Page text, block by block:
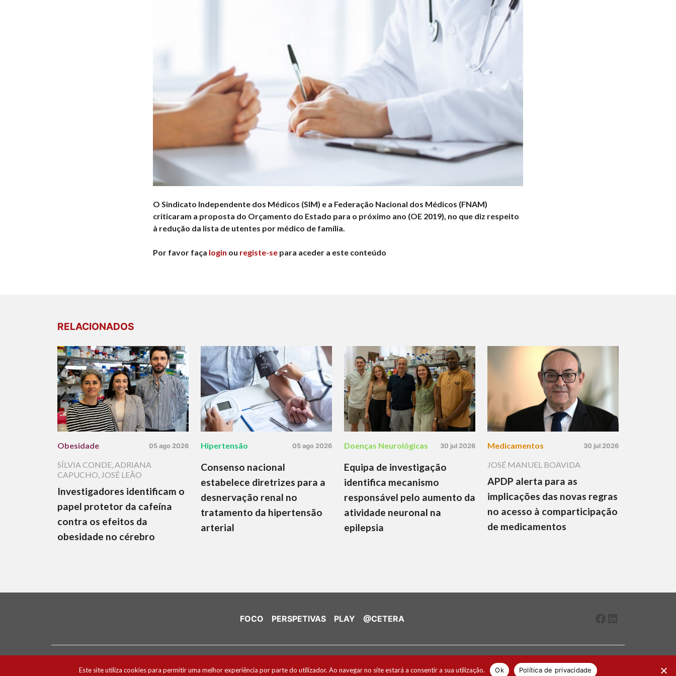
O Sindicato Independente dos Médicos (SIM) e a Federação Nacional dos Médicos (FNAM)
criticaram a proposta do Orçamento do Estado para o próximo ano (OE 2019), no que diz respeito
à redução da lista de utentes por médico de família.
Por favor faça login ou registe-se para aceder a este conteúdo
RELACIONADOS
Obesidade 05 ago 2026
SÍLVIA CONDE,ADRIANA
CAPUCHO, JOSÉ LEÃO
Investigadores identificam o
papel protetor da cafeína
contra os efeitos da
obesidade no cérebro
Hipertensão 05 ago 2026
Consenso nacional
estabelece diretrizes para a
desnervação renal no
tratamento da hipertensão
arterial
Doenças Neurológicas 30 jul 2026
Equipa de investigação
identifica mecanismo
responsável pelo aumento da
atividade neuronal na
epilepsia
Medicamentos 30 jul 2026
JOSÉ MANUEL BOAVIDA
APDP alerta para as
implicações das novas regras
no acesso à comparticipação
de medicamentos
FOCO PERSPETIVAS PLAY @CETERA
Este site utiliza cookies para permitir uma melhor experiência por parte do utilizador. Ao navegar no site estará a consentir a sua utilização. Ok Política de privacidade